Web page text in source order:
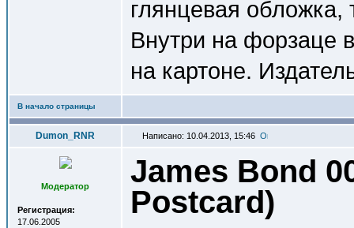
глянцевая
Внутри на форзаце
на картоне.
В начало страницы
Dumon_RNR Написано: 10.04.2013, 15:46
Модератор
Регистрация:
17.06.2005
James Bond
Postcard)